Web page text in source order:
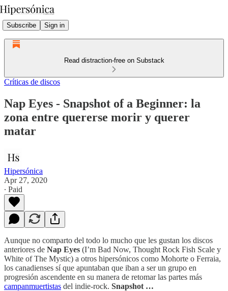
Subscribe Sign in
Read distraction-free on Substack
Críticas de discos
Nap Eyes - Snapshot of a Beginner: la
zona entre quererse morir y querer
matar
Hipersónica
Apr 27, 2020
∙ Paid
Aunque no comparto del todo lo mucho que les gustan los discos
anteriores de Nap Eyes (I’m Bad Now, Thought Rock Fish Scale y
White of The Mystic) a otros hipersónicos como Mohorte o Ferraia,
los canadienses sí que apuntaban que iban a ser un grupo en
progresión ascendente en su manera de retomar las partes más
campanmuertistas del indie-rock. Snapshot …